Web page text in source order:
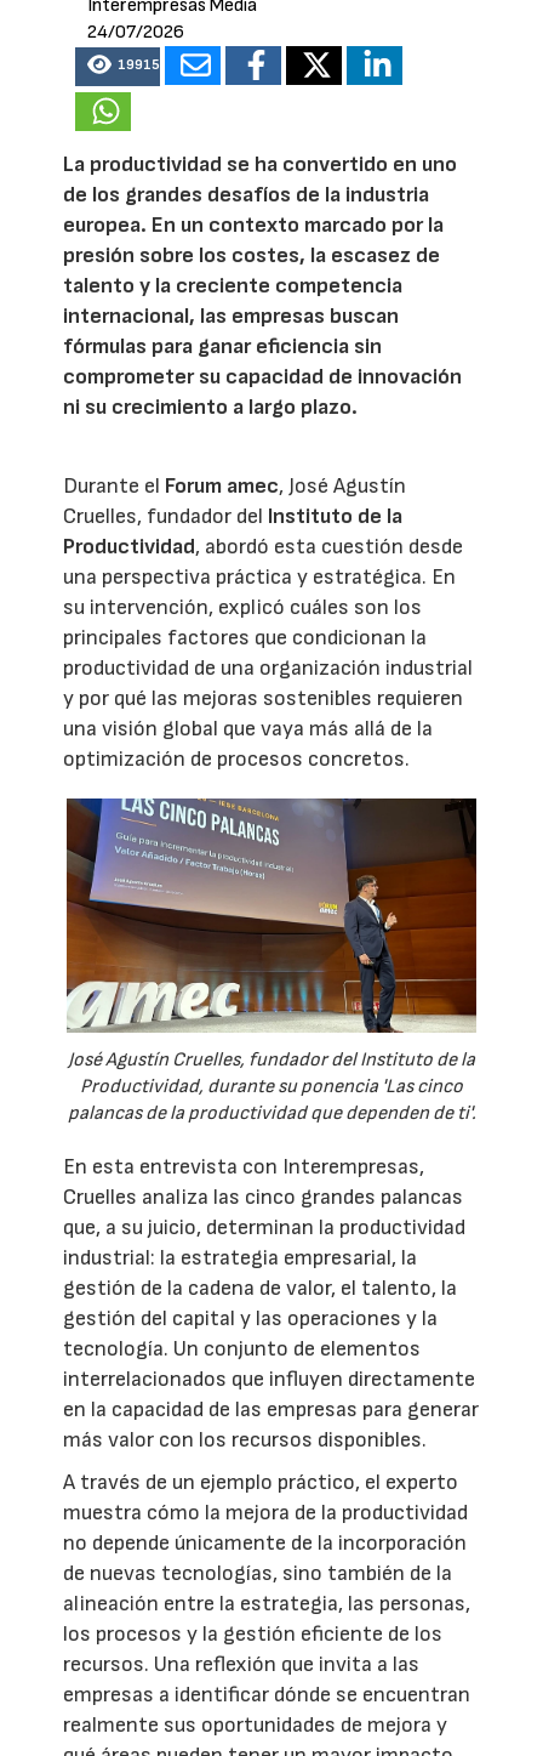
Interempresas Media
24/07/2026
19915
La productividad se ha convertido en uno
de los grandes desafíos de la industria
europea. En un contexto marcado por la
presión sobre los costes, la escasez de
talento y la creciente competencia
internacional, las empresas buscan
fórmulas para ganar eficiencia sin
comprometer su capacidad de innovación
ni su crecimiento a largo plazo.
Durante el Forum amec, José Agustín
Cruelles, fundador del Instituto de la
Productividad, abordó esta cuestión desde
una perspectiva práctica y estratégica. En
su intervención, explicó cuáles son los
principales factores que condicionan la
productividad de una organización industrial
y por qué las mejoras sostenibles requieren
una visión global que vaya más allá de la
optimización de procesos concretos.
José Agustín Cruelles, fundador del Instituto de la
Productividad, durante su ponencia 'Las cinco
palancas de la productividad que dependen de ti'.
En esta entrevista con Interempresas,
Cruelles analiza las cinco grandes palancas
que, a su juicio, determinan la productividad
industrial: la estrategia empresarial, la
gestión de la cadena de valor, el talento, la
gestión del capital y las operaciones y la
tecnología. Un conjunto de elementos
interrelacionados que influyen directamente
en la capacidad de las empresas para generar
más valor con los recursos disponibles.
A través de un ejemplo práctico, el experto
muestra cómo la mejora de la productividad
no depende únicamente de la incorporación
de nuevas tecnologías, sino también de la
alineación entre la estrategia, las personas,
los procesos y la gestión eficiente de los
recursos. Una reflexión que invita a las
empresas a identificar dónde se encuentran
realmente sus oportunidades de mejora y